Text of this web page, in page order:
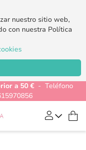
nuestro sitio web,
con nuestra Política
a 50 €- Teléfono